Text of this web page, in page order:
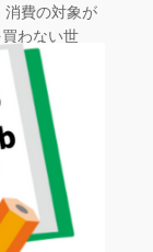
消費の対象が
わない世